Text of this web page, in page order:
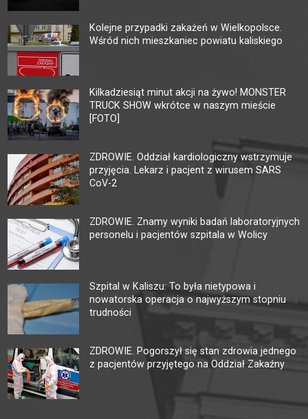
Kolejne przypadki zakażeń w Wielkopolsce.
Wśród nich mieszkaniec powiatu kaliskiego
Kilkadziesiąt minut akcji na żywo! MONSTER
TRUCK SHOW wkrótce w naszym mieście
[FOTO]
ZDROWIE. Oddział kardiologiczny wstrzymuje
przyjęcia. Lekarz i pacjent z wirusem SARS
CoV-2
ZDROWIE. Znamy wyniki badań laboratoryjnych
personelu i pacjentów szpitala w Wolicy
Szpital w Kaliszu: To była nietypowa i
nowatorska operacja o najwyższym stopniu
trudności
ZDROWIE. Pogorszył się stan zdrowia jednego
z pacjentów przyjętego na Oddział Zakaźny